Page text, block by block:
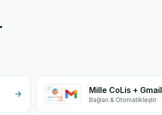
Mille CoLis + Gmail
Bağlan & Otomatikleştir